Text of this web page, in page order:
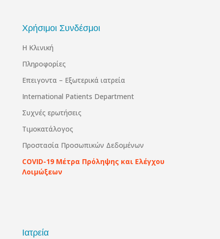
Χρήσιμοι Συνδέσμοι
Η Κλινική
Πληροφορίες
Επειγοντα – Εξωτερικά ιατρεία
International Patients Department
Συχνές ερωτήσεις
Τιμοκατάλογος
Προστασία Προσωπικών Δεδομένων
COVID-19 Μέτρα Πρόληψης και Ελέγχου
Λοιμώξεων
Ιατρεία